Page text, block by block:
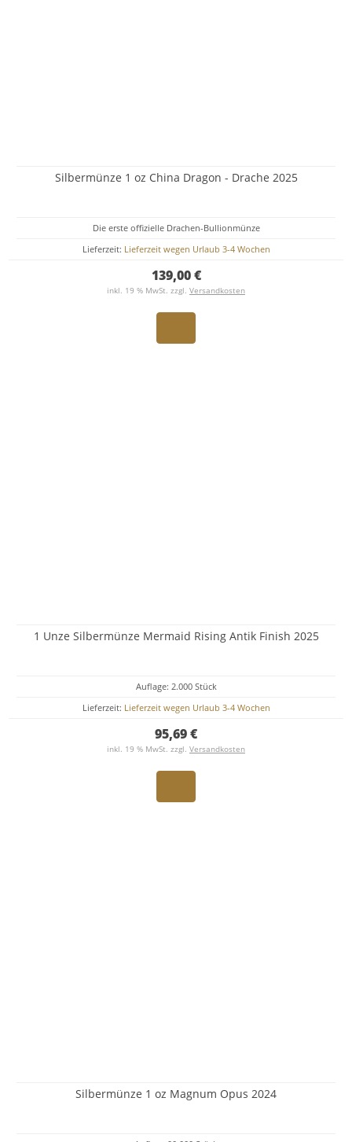
Silbermünze 1 oz China Dragon - Drache 2025
Die erste offizielle Drachen-Bullionmünze
Lieferzeit: Lieferzeit wegen Urlaub 3-4 Wochen
139,00 €
inkl. 19 % MwSt. zzgl. Versandkosten
1 Unze Silbermünze Mermaid Rising Antik Finish 2025
Auflage: 2.000 Stück
Lieferzeit: Lieferzeit wegen Urlaub 3-4 Wochen
95,69 €
inkl. 19 % MwSt. zzgl. Versandkosten
Silbermünze 1 oz Magnum Opus 2024